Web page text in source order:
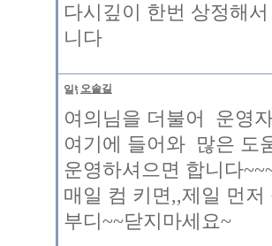
다시깊이 한번 상정해
니다
오솔길
여의님을 더불어 운영
여기에 들어와 많은 도
운영하셔으면 합니다
매일 컴 키면,,제일 먼
부디~~닫지마세요~